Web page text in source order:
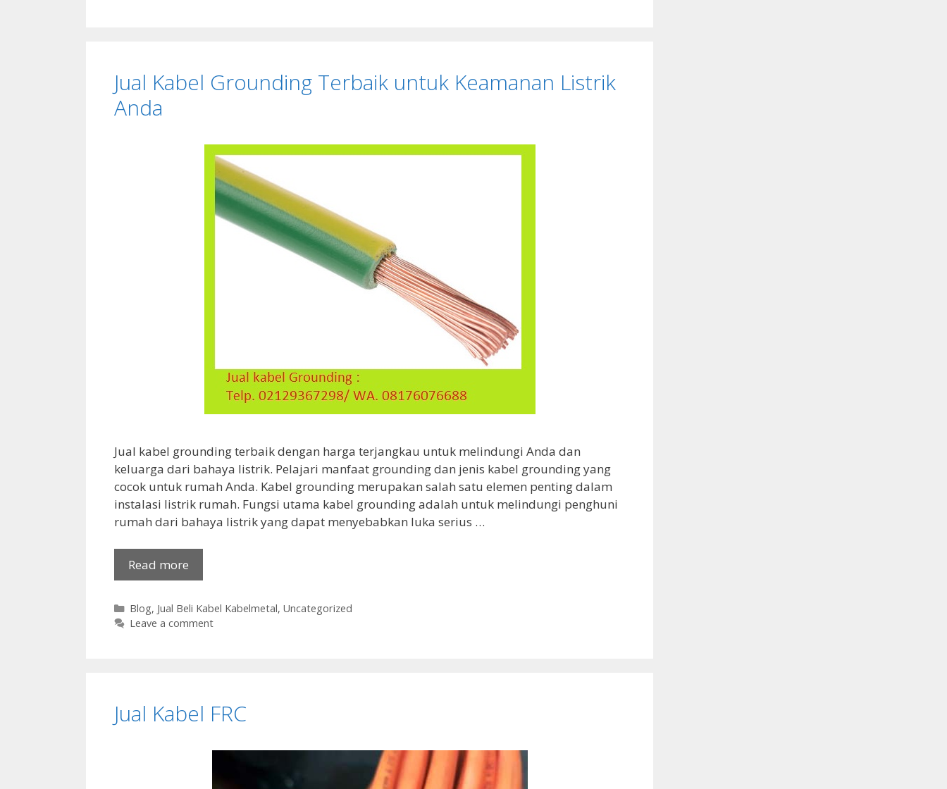
Jual Kabel Grounding Terbaik untuk Keamanan Listrik
Anda
Jual kabel grounding terbaik dengan harga terjangkau untuk melindungi Anda dan
keluarga dari bahaya listrik. Pelajari manfaat grounding dan jenis kabel grounding yang
cocok untuk rumah Anda. Kabel grounding merupakan salah satu elemen penting dalam
instalasi listrik rumah. Fungsi utama kabel grounding adalah untuk melindungi penghuni
rumah dari bahaya listrik yang dapat menyebabkan luka serius …
Read more
Categories
Blog, Jual Beli Kabel Kabelmetal, Uncategorized
Leave a comment
Jual Kabel FRC